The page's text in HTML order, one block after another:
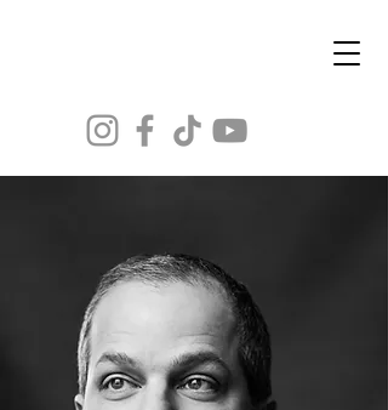
Tommy Demers